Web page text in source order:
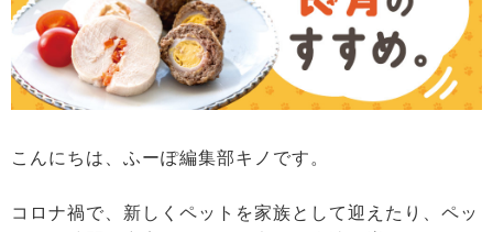
こんにちは、ふーぽ編集部キノです。
コロナ禍で、新しくペットを家族として迎えたり、ペッ